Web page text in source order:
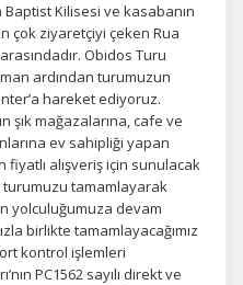
Kilisesi ve kasabanın
çok ziyaretçiyi çeken Rua
Obidos Turu
ardından turumuzun
hareket ediyoruz.
şık mağazalarına, cafe ve
ev sahipliği yapan
alışveriş için sunulacak
tamamlayarak
yolculuğumuza devam
birlikte tamamlayacağımız
kontrol işlemleri
PC1562 sayılı direkt ve